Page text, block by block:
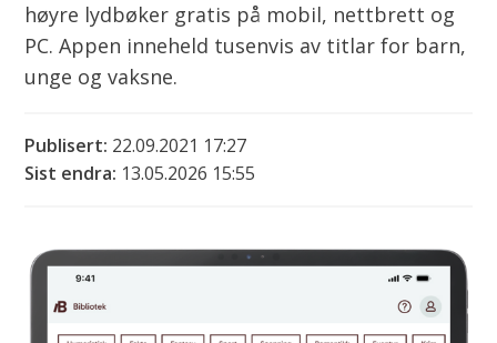
høyre lydbøker gratis på mobil, nettbrett og
PC. Appen inneheld tusenvis av titlar for barn,
unge og vaksne.
Publisert 22.09.2021 17:27
Sist endra 13.05.2026 15:55